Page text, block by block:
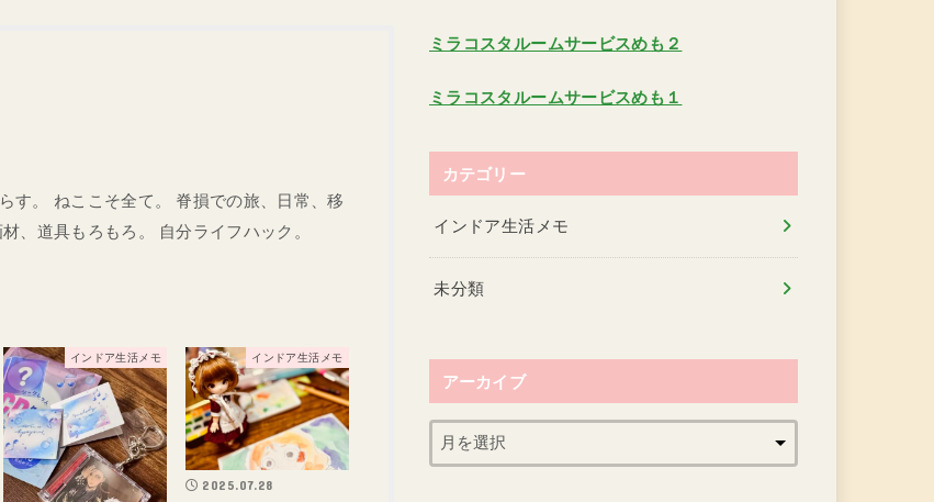
す。 ねここそ全て。 脊損での旅、日常、移
、道具もろもろ。 自分ライフハック。
インドア生活メモ インドア生活メモ
2025.07.28
ミラコスタルームサービスめも２
ミラコスタルームサービスめも１
カテゴリー
インドア生活メモ
未分類
アーカイブ